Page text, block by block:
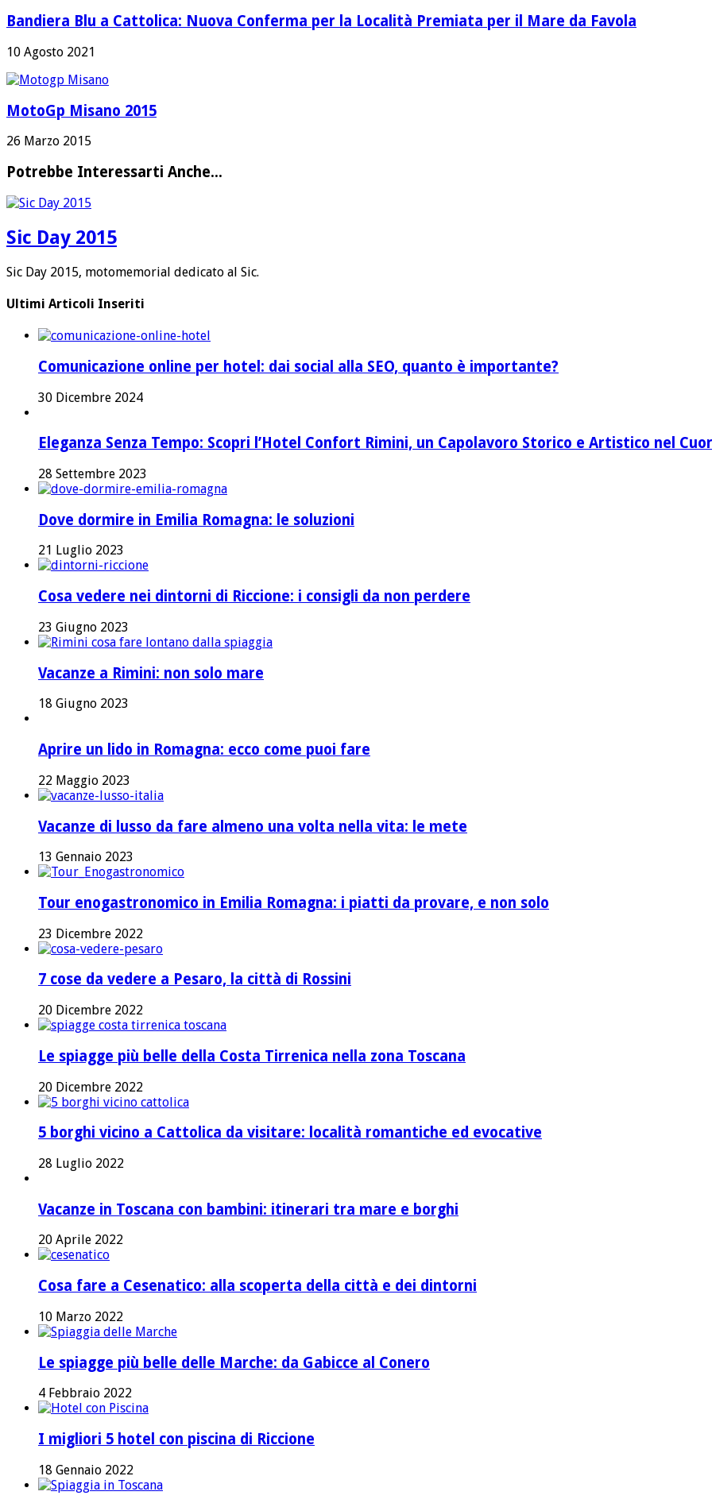
Bandiera Blu a Cattolica: Nuova Conferma per la Località Premiata per il Mare da Favola
10 Agosto 2021
MotoGp Misano 2015
26 Marzo 2015
Potrebbe Interessarti Anche...
Sic Day 2015
Sic Day 2015, motomemorial dedicato al Sic.
Ultimi Articoli Inseriti
Comunicazione online per hotel: dai social alla SEO, quanto è importante?
30 Dicembre 2024
Eleganza Senza Tempo: Scopri l’Hotel Confort Rimini, un Capolavoro Storico e Artistico nel
28 Settembre 2023
Dove dormire in Emilia Romagna: le soluzioni
21 Luglio 2023
Cosa vedere nei dintorni di Riccione: i consigli da non perdere
23 Giugno 2023
Vacanze a Rimini: non solo mare
18 Giugno 2023
Aprire un lido in Romagna: ecco come puoi fare
22 Maggio 2023
Vacanze di lusso da fare almeno una volta nella vita: le mete
13 Gennaio 2023
Tour enogastronomico in Emilia Romagna: i piatti da provare, e non solo
23 Dicembre 2022
7 cose da vedere a Pesaro, la città di Rossini
20 Dicembre 2022
Le spiagge più belle della Costa Tirrenica nella zona Toscana
20 Dicembre 2022
5 borghi vicino a Cattolica da visitare: località romantiche ed evocative
28 Luglio 2022
Vacanze in Toscana con bambini: itinerari tra mare e borghi
20 Aprile 2022
Cosa fare a Cesenatico: alla scoperta della città e dei dintorni
10 Marzo 2022
Le spiagge più belle delle Marche: da Gabicce al Conero
4 Febbraio 2022
I migliori 5 hotel con piscina di Riccione
18 Gennaio 2022